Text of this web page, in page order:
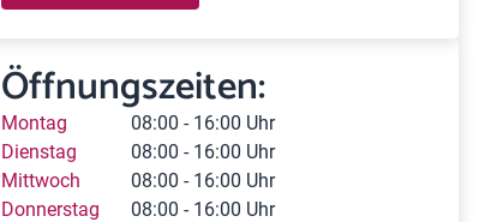
Öffnungszeiten:
Montag
08:00 - 16:00 Uhr
Dienstag
08:00 - 16:00 Uhr
Mittwoch
08:00 - 16:00 Uhr
Donnerstag
08:00 - 16:00 Uhr